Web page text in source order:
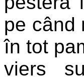
pe când
în tot
viers